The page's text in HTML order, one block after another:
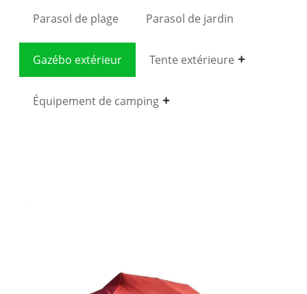
Parasol de plage Parasol de jardin
Gazébo extérieur Tente extérieure
Équipement de camping